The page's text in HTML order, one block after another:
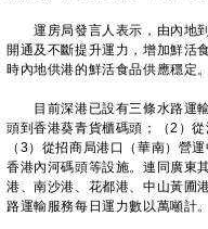
運房局發言人表示，由內地到
開通及不斷提升運力，增加鮮活
時內地供港的鮮活食品供應穩定。
目前深港已設有三條水路運輸
頭到香港葵青貨櫃碼頭；（2）
（3）從招商局港口（華南）營
香港內河碼頭等設施。連同廣東
港、南沙港、花都港、中山黃圃
路運輸服務每日運力數以萬噸計。